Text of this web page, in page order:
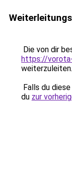
Die von dir
https://
weiterzuleiten.
Falls du
du zur